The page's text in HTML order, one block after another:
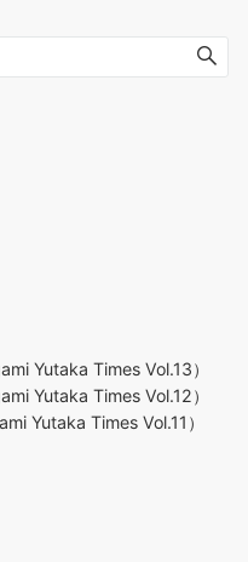
Yutaka Times Vol.13）
Yutaka Times Vol.12）
Yutaka Times Vol.11）